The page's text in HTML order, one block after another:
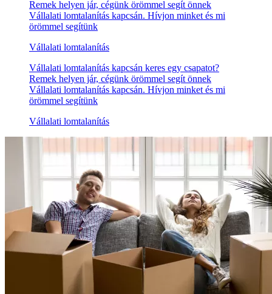
Remek helyen jár, cégünk örömmel segít önnek
Vállalati lomtalanítás kapcsán. Hívjon minket és mi
örömmel segítünk
Vállalati lomtalanítás
Vállalati lomtalanítás kapcsán keres egy csapatot?
Remek helyen jár, cégünk örömmel segít önnek
Vállalati lomtalanítás kapcsán. Hívjon minket és mi
örömmel segítünk
Vállalati lomtalanítás